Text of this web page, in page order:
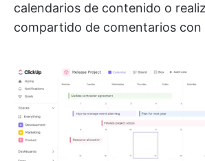
calendarios de contenido o
compartido de comentarios con